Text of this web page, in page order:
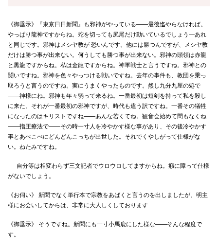
《御垂示》『東京日日新聞』も邪神がやっている――最後迄やらなければ。
やっぱり龍神ですからね。蛇を切っても尻尾だけ動いているでしょう―あれ
と同じです。邪神はメシヤ教が 恐いんです。他には勝つんですが、メシヤ教
だけは勝つ事が出来ない。何うしても勝つ事が出来ない。邪神の頭領は赤龍
と黒龍ですからね。私は金龍ですからね。神軍戦士と言うですね。邪神との
闘いですね。邪神を色々やっつける戦いですね。去年の事件も、教団を乗っ
取ろうと言うのですね。実にうまくやったものです。然し九分九厘の処で
――神様にね。邪神も年々弱って来るね。一番最初は短剣を持って私を殺し
に来た。それが一番最初の邪神ですが、時代も違う訳ですね。一番その犠牲
になったのはキリストですね――あんな若くてね。観音会始めて間もなくね
――指圧療法で――その時一寸人を冷やかす様な事があり、その後冷やかす
事とあべこべにどんどんこっちが出世した。それでくやしがって仕様がな
い。ねたみですね。
自分等は相変わらず三文記者でウロウロしてますからね。癪に障って仕様
がないでしょう。
《お伺い》 新聞でなく単行本で宗教をあばくと言うのを出しましたが、明主
様にお会いしてからは、非常に大人しくしております
《御垂示》 そうですね。新聞にも一寸小馬鹿にした様な――そんな程度で
す。